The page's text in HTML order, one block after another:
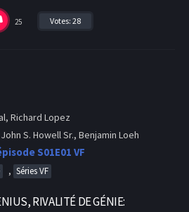
25 Votes: 28
Richard Lopez
S. Howell Sr., Benjamin Loeh
S01E01 VF
, Séries VF
RIVALITÉ DE GÉNIE: